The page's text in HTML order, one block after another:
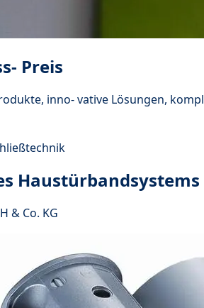
Preis
inno- vative Lösungen,
Haustürbandsystems
& Co. KG